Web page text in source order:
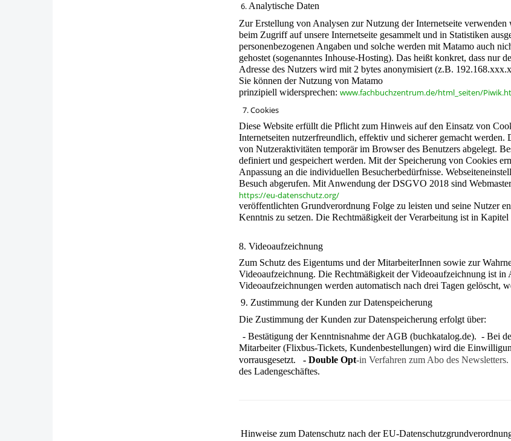
6. Analytische Daten
Zur Erstellung von Analysen zur Nutzung der Internetseite verwenden
beim Zugriff auf unsere Internetseite gesammelt und in Statistiken
personenbezogenen Angaben und solche werden mit Matamo auch
gehostet (sogenanntes Inhouse-Hosting). Das heißt konkret, dass nur
Adresse des Nutzers wird mit 2 bytes anonymisiert (z.B.
Sie können der Nutzung von Matamo
prinzipiell widersprechen:www.fachbuchzentrum.de/html_seiten/
7. Cookies
Diese Website erfüllt die Pflicht zum Hinweis auf den Einsatz von
Internetseiten nutzerfreundlich, effektiv und sicherer gemacht
von Nutzeraktivitäten temporär im Browser des Benutzers abgelegt.
definiert und gespeichert werden. Mit der Speicherung von Cookies
Anpassung an die individuellen Besucherbedürfnisse.
Besuch abgerufen. Mit Anwendung der DSGVO 2018 sind
https://eu-datenschutz.org/
veröffentlichten Grundverordnung Folge zu leisten und seine Nutzer
Kenntnis zu setzen. Die Rechtmäßigkeit der Verarbeitung ist in
8. Videoaufzeichnung
Zum Schutz des Eigentums und der MitarbeiterInnen sowie zur
Videoaufzeichnung. Die Rechtmäßigkeit der Videoaufzeichnung ist
Videoaufzeichnungen werden automatisch nach drei Tagen gelöscht,
9. Zustimmung der Kunden zur Datenspeicherung
Die Zustimmung der Kunden zur Datenspeicherung erfolgt über:
- Bestätigung der Kenntnisnahme der AGB (buchkatalog.de). - Bei
Mitarbeiter (Flixbus-Tickets, Kundenbestellungen) wird die
vorrausgesetzt.- Double Opt-in Verfahren zum Abo des
des Ladengeschäftes.
Hinweise zum Datenschutz nach der EU-